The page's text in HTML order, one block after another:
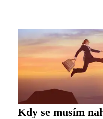
Kdy se musím